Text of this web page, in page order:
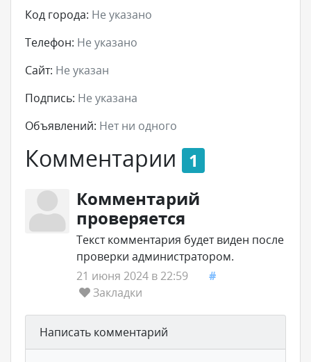
Код города: Не указано
Телефон: Не указано
Сайт: Не указан
Подпись: Не указана
Объявлений: Нет ни одного
Комментарии
1
Комментарий
проверяется
Текст комментария будет виден после
проверки администратором.
21 июня 2024 в 22:59
#
Закладки
Написать комментарий